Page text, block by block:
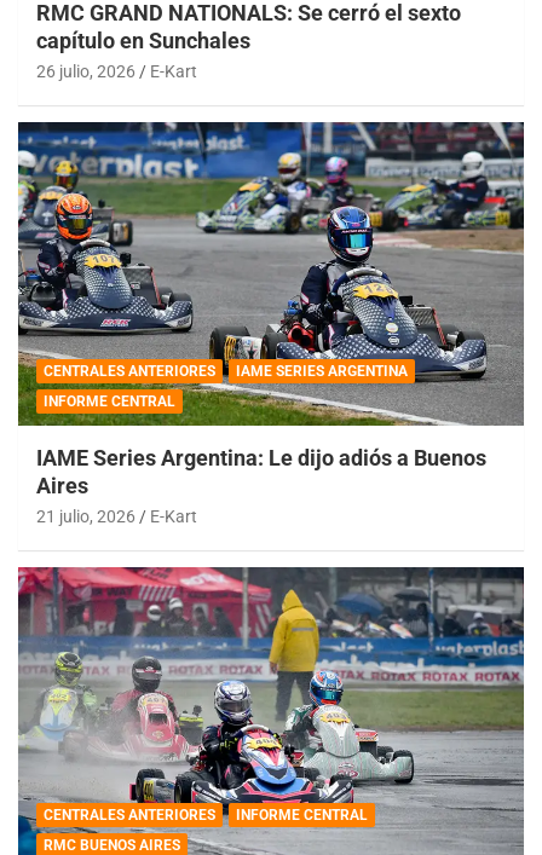
RMC GRAND NATIONALS: Se cerró el sexto
capítulo en Sunchales
26 julio, 2026 E-Kart
CENTRALES ANTERIORES
IAME SERIES ARGENTINA
INFORME CENTRAL
IAME Series Argentina: Le dijo adiós a Buenos
Aires
21 julio, 2026 E-Kart
CENTRALES ANTERIORES
INFORME CENTRAL
RMC BUENOS AIRES